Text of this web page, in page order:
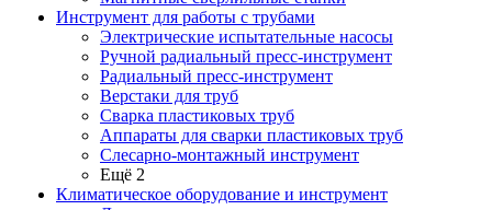
Инструмент для работы с трубами
Электрические испытательные насосы
Ручной радиальный пресс-инструмент
Радиальный пресс-инструмент
Верстаки для труб
Сварка пластиковых труб
Аппараты для сварки пластиковых труб
Слесарно-монтажный инструмент
Ещё 2
Климатическое оборудование и инструмент